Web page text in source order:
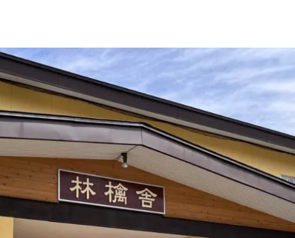
EVENTS
イベント情報
INFORMATION
お知らせ
STAY
宿泊施設
ACTIVITIES
アクティビティー
NORWAY VILLAGE
ノルウェービレッジ
SEASONS
白馬村の季節
FURUSATO TAX
ふるさと納税
白馬村までのアクセス白馬村内の交通情報会社概要 採用情報